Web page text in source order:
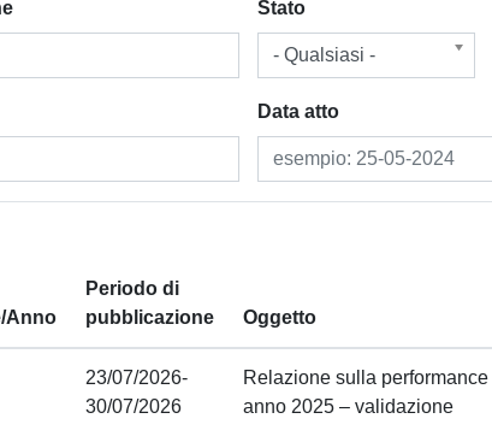
Stato
- Qualsiasi -
Data atto
Anno
Periodo di
pubblicazione
Oggetto
23/07/2026-
30/07/2026
Relazione sulla performance
anno 2025 – validazione